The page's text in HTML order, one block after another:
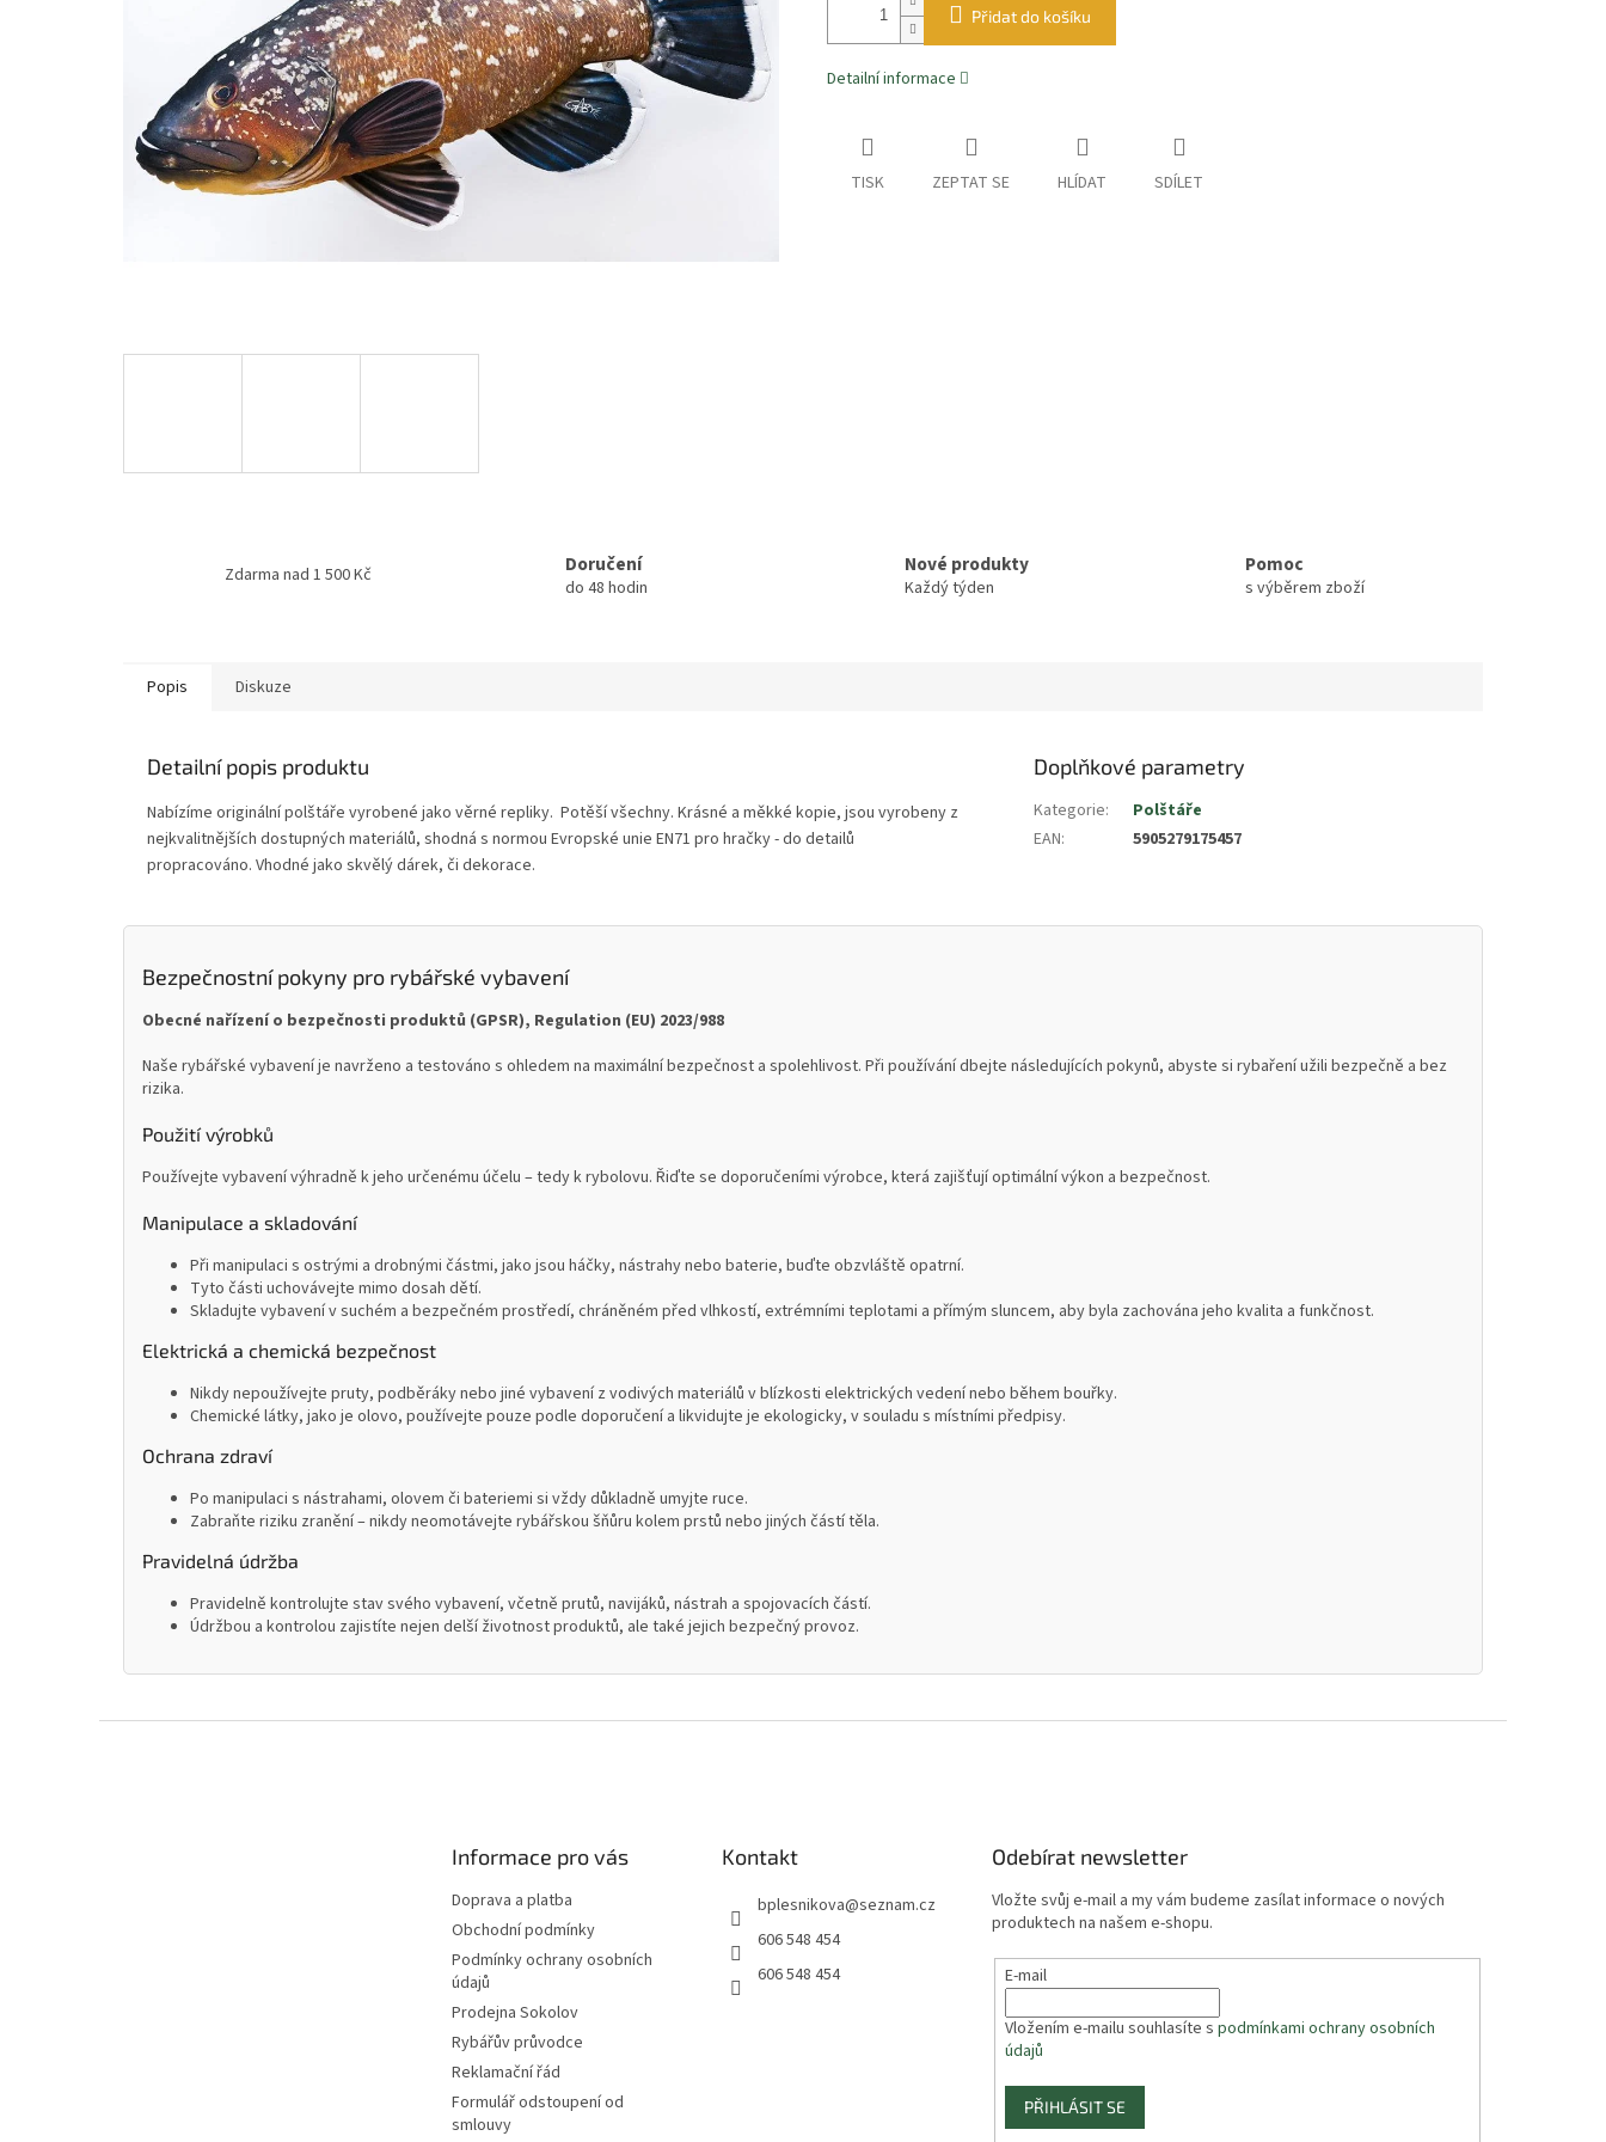
Přidat do košíku
Detailní informace
TISK ZEPTAT SE HLÍDAT SDÍLET
Zdarma nad 1 500 Kč Doručení
do 48 hodin
Nové produkty
Každý týden
Pomoc
s výběrem zboží
Popis Diskuze
Detailní popis produktu
Nabízíme originální polštáře vyrobené jako věrné repliky. Potěší všechny. Krásné a měkké kopie, jsou vyrobeny z
nejkvalitnějších dostupných materiálů, shodná s normou Evropské unie EN71 pro hračky - do detailů
propracováno. Vhodné jako skvělý dárek, či dekorace.
Doplňkové parametry
Kategorie:
Polštáře
EAN: 5905279175457
Bezpečnostní pokyny pro rybářské vybavení
Obecné nařízení o bezpečnosti produktů (GPSR), Regulation (EU) 2023/988
Naše rybářské vybavení je navrženo a testováno s ohledem na maximální bezpečnost a spolehlivost. Při používání dbejte následujících pokynů, abyste si rybaření užili bezpečně a bez
rizika.
Použití výrobků
Používejte vybavení výhradně k jeho určenému účelu – tedy k rybolovu. Řiďte se doporučeními výrobce, která zajišťují optimální výkon a bezpečnost.
Manipulace a skladování
Při manipulaci s ostrými a drobnými částmi, jako jsou háčky, nástrahy nebo baterie, buďte obzvláště opatrní.
Tyto části uchovávejte mimo dosah dětí.
Skladujte vybavení v suchém a bezpečném prostředí, chráněném před vlhkostí, extrémními teplotami a přímým sluncem, aby byla zachována jeho kvalita a funkčnost.
Elektrická a chemická bezpečnost
Nikdy nepoužívejte pruty, podběráky nebo jiné vybavení z vodivých materiálů v blízkosti elektrických vedení nebo během bouřky.
Chemické látky, jako je olovo, používejte pouze podle doporučení a likvidujte je ekologicky, v souladu s místními předpisy.
Ochrana zdraví
Po manipulaci s nástrahami, olovem či bateriemi si vždy důkladně umyjte ruce.
Zabraňte riziku zranění – nikdy neomotávejte rybářskou šňůru kolem prstů nebo jiných částí těla.
Pravidelná údržba
Pravidelně kontrolujte stav svého vybavení, včetně prutů, navijáků, nástrah a spojovacích částí.
Údržbou a kontrolou zajistíte nejen delší životnost produktů, ale také jejich bezpečný provoz.
Informace pro vás
Doprava a platba
Obchodní podmínky
Podmínky ochrany osobních
údajů
Prodejna Sokolov
Rybářův průvodce
Reklamační řád
Formulář odstoupení od
smlouvy
Kontakt
bplesnikova@seznam.cz
606 548 454
606 548 454
Odebírat newsletter
Vložte svůj e-mail a my vám budeme zasílat informace o nových
produktech na našem e-shopu.
E-mail
Vložením e-mailu souhlasíte spodmínkami ochrany osobních
údajů
PŘIHLÁSIT SE